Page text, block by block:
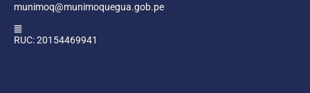
munimoq@munimoquegua.gob.pe
RUC: 20154469941